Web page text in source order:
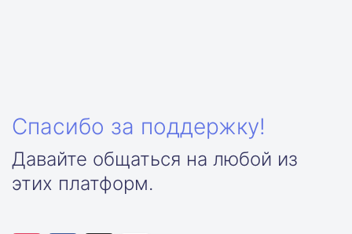
Спасибо за поддержку!
Давайте общаться на любой из
этих платформ.